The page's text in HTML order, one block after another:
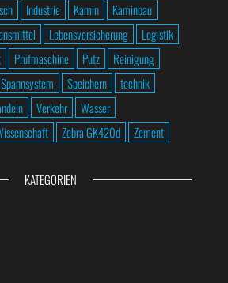
Industrie Kamin
Kaminbau
Lebensversicherung
Logistik
Prüfmaschine Putz
Reinigung
Spannsystem Speichern
technik
Verkehr
Wasser
Zebra GK420d Zement
KATEGORIEN